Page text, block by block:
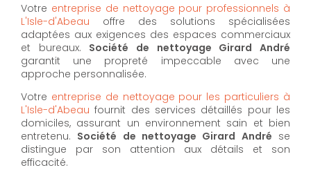
Votre entreprise de nettoyage pour professionnels à
L'Isle-d'Abeau offre des solutions spécialisées
adaptées aux exigences des espaces commerciaux
et bureaux. Société de nettoyage Girard André
garantit une propreté impeccable avec une
approche personnalisée.
Votre entreprise de nettoyage pour les particuliers à
L'Isle-d'Abeau fournit des services détaillés pour les
domiciles, assurant un environnement sain et bien
entretenu. Société de nettoyage Girard André se
distingue par son attention aux détails et son
efficacité.